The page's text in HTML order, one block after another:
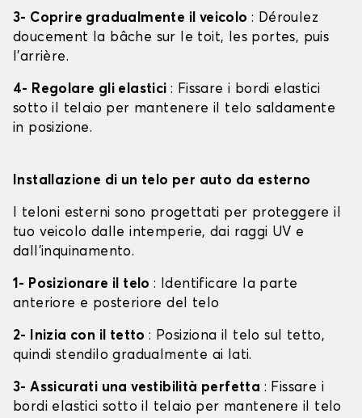
3- Coprire gradualmente il veicolo : Déroulez
doucement la bâche sur le toit, les portes, puis
l'arrière.
4- Regolare gli elastici : Fissare i bordi elastici
sotto il telaio per mantenere il telo saldamente
in posizione.
Installazione di un telo per auto da esterno
I teloni esterni sono progettati per proteggere il
tuo veicolo dalle intemperie, dai raggi UV e
dall'inquinamento.
1- Posizionare il telo: Identificare la parte
anteriore e posteriore del telo
2- Inizia con il tetto: Posiziona il telo sul tetto,
quindi stendilo gradualmente ai lati.
3- Assicurati una vestibilità perfetta : Fissare i
bordi elastici sotto il telaio per mantenere il telo